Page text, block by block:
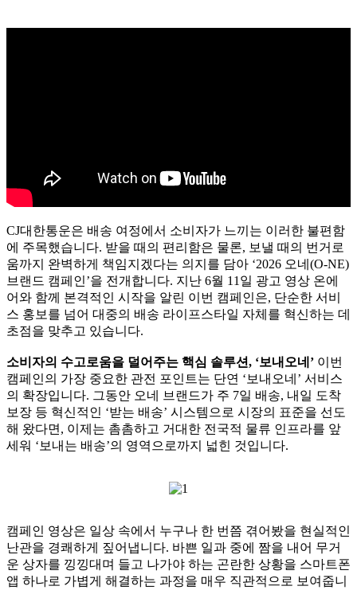
CJ대한통운은 배송 여정에서 소비자가 느끼는 이러한 불편함
에 주목했습니다. 받을 때의 편리함은 물론, 보낼 때의 번거로
움까지 완벽하게 책임지겠다는 의지를 담아 ‘2026 오네(O-NE)
브랜드 캠페인’을 전개합니다. 지난 6월 11일 광고 영상 온에
어와 함께 본격적인 시작을 알린 이번 캠페인은, 단순한 서비
스 홍보를 넘어 대중의 배송 라이프스타일 자체를 혁신하는 데
초점을 맞추고 있습니다.
소비자의 수고로움을 덜어주는 핵심 솔루션, ‘보내오네’ 이번
캠페인의 가장 중요한 관전 포인트는 단연 ‘보내오네’ 서비스
의 확장입니다. 그동안 오네 브랜드가 주 7일 배송, 내일 도착
보장 등 혁신적인 ‘받는 배송’ 시스템으로 시장의 표준을 선도
해 왔다면, 이제는 촘촘하고 거대한 전국적 물류 인프라를 앞
세워 ‘보내는 배송’의 영역으로까지 넓힌 것입니다.
캠페인 영상은 일상 속에서 누구나 한 번쯤 겪어봤을 현실적인
난관을 경쾌하게 짚어냅니다. 바쁜 일과 중에 짬을 내어 무거
운 상자를 낑낑대며 들고 나가야 하는 곤란한 상황을 스마트폰
앱 하나로 가볍게 해결하는 과정을 매우 직관적으로 보여줍니